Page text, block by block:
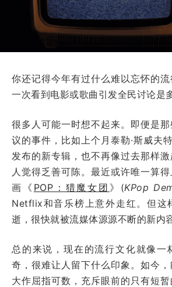
你还记得今年有过什么难以忘怀的
一次看到电影或歌曲引发全民讨论是
很多人可能一时想不起来。即便是
议的事件，比如上个月泰勒·斯威夫
发布的新专辑，也不再像过去那样
人觉得乏善可陈。最近或许唯一算
画《 POP：猎魔女团 》(KPop
Netflix和音乐榜上意外走红。但这
逝，很快就被流媒体源源不断的新内
总的来说，现在的流行文化就像一
奇，很难让人留下什么印象。如今
大作屈指可数，充斥眼前的只有短